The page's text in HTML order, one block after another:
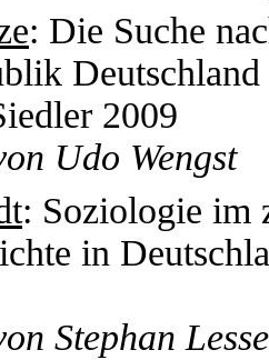
: Die Suche
2009
Udo Wengst
: Soziologie im
in
Stephan